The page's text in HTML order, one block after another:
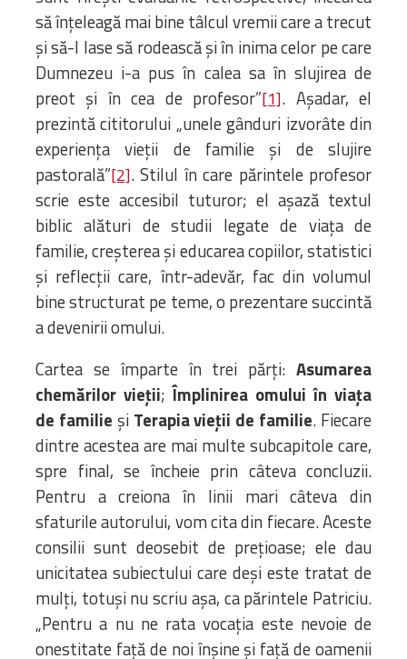
diocesi
CSDE
La Parola del Vescovo
Lectura Lunii
Prezentarea
Parohiilor
CONTATTI
să înțeleagă mai bine tâlcul vremii care a trecut
și să-l lase să rodească și în inima celor pe care
Dumnezeu i-a pus în calea sa în slujirea de
preot și în cea de profesor”[1]. Așadar, el
prezintă cititorului „unele gânduri izvorâte din
experiența vieții de familie și de slujire
pastorală”[2]. Stilul în care părintele profesor
scrie este accesibil tuturor; el așază textul
biblic alături de studii legate de viața de
familie, creșterea și educarea copiilor, statistici
și reflecții care, într-adevăr, fac din volumul
bine structurat pe teme, o prezentare succintă
a devenirii omului.
Cartea se împarte în trei părți: Asumarea
chemărilor vieții;Împlinirea omului în viața
de familie și Terapia vieții de familie. Fiecare
dintre acestea are mai multe subcapitole care,
spre final, se încheie prin câteva concluzii.
Pentru a creiona în linii mari câteva din
sfaturile autorului, vom cita din fiecare. Aceste
consilii sunt deosebit de prețioase; ele dau
unicitatea subiectului care deși este tratat de
mulți, totuși nu scriu așa, ca părintele Patriciu.
„Pentru a nu ne rata vocația este nevoie de
onestitate față de noi înșine și față de oamenii